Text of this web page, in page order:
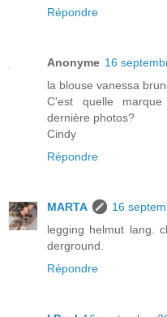
Répondre
Anonyme 16
la blouse vanessa
C'est quelle
dernière photos?
Cindy
Répondre
MARTA
16
legging helmut lang.
derground.
Répondre